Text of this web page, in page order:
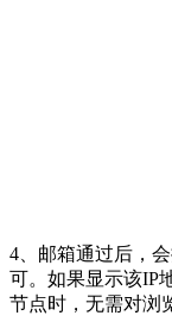
4、邮箱通过后，
可。如果显示该IP
节点时，无需对浏